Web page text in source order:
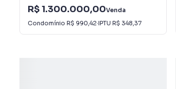
R$ 1.300.000,00Venda
Condomínio R$ 990,42·IPTU R$ 348,37